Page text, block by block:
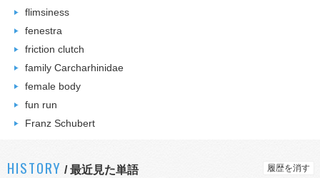
flimsiness
fenestra
friction clutch
family Carcharhinidae
female body
fun run
Franz Schubert
HISTORY /最近見た単語 履歴を消す